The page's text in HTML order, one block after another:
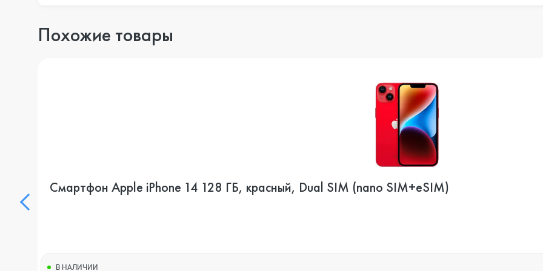
Похожие товары
Смартфон Apple iPhone 14 128 ГБ, красный, Dual SIM (nano SIM+eSIM)
В НАЛИЧИИ